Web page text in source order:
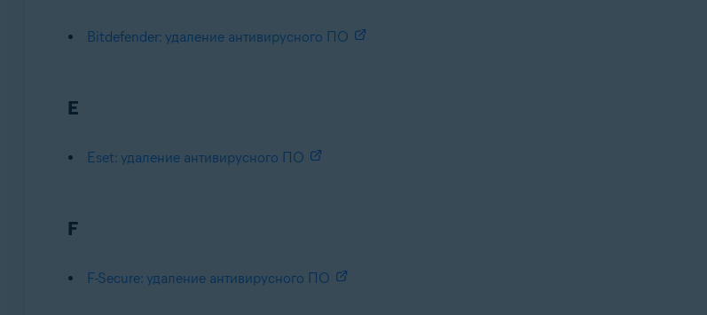
Bitdefender: удаление антивирусного ПО
E
Eset: удаление антивирусного ПО
F
F-Secure: удаление антивирусного ПО